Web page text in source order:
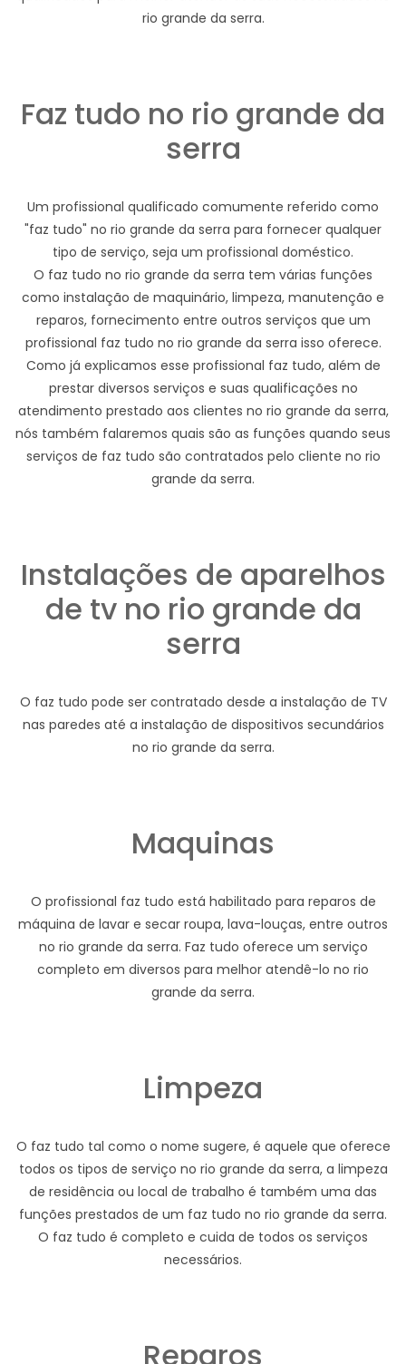
rio grande da serra.
Faz tudo no rio grande da
serra
Um profissional qualificado comumente referido como
"faz tudo" no rio grande da serra para fornecer qualquer
tipo de serviço, seja um profissional doméstico.
O faz tudo no rio grande da serra tem várias funções
como instalação de maquinário, limpeza, manutenção e
reparos, fornecimento entre outros serviços que um
profissional faz tudo no rio grande da serra isso oferece.
Como já explicamos esse profissional faz tudo, além de
prestar diversos serviços e suas qualificações no
atendimento prestado aos clientes no rio grande da serra,
nós também falaremos quais são as funções quando seus
serviços de faz tudo são contratados pelo cliente no rio
grande da serra.
Instalações de aparelhos
de tv no rio grande da
serra
O faz tudo pode ser contratado desde a instalação de TV
nas paredes até a instalação de dispositivos secundários
no rio grande da serra.
Maquinas
O profissional faz tudo está habilitado para reparos de
máquina de lavar e secar roupa, lava-louças, entre outros
no rio grande da serra. Faz tudo oferece um serviço
completo em diversos para melhor atendê-lo no rio
grande da serra.
Limpeza
O faz tudo tal como o nome sugere, é aquele que oferece
todos os tipos de serviço no rio grande da serra, a limpeza
de residência ou local de trabalho é também uma das
funções prestados de um faz tudo no rio grande da serra.
O faz tudo é completo e cuida de todos os serviços
necessários.
Reparos